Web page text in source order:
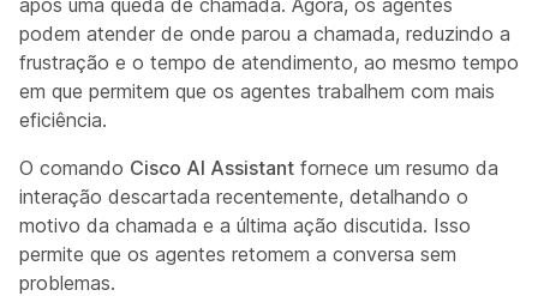
após uma queda de chamada. Agora, os agentes
podem atender de onde parou a chamada, reduzindo a
frustração e o tempo de atendimento, ao mesmo tempo
em que permitem que os agentes trabalhem com mais
eficiência.
O comando Cisco AI Assistant fornece um resumo da
interação descartada recentemente, detalhando o
motivo da chamada e a última ação discutida. Isso
permite que os agentes retomem a conversa sem
problemas.